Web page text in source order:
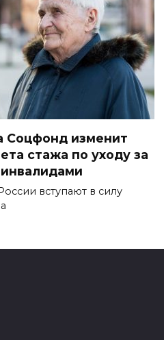
Соцфонд изменит
стажа по уходу за
вступают в силу